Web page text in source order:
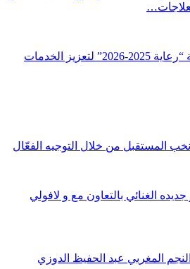
أزيلال.. انطلاق عملية “رعاية 2025-2026” لتعزيز الخدمات
المستقبل من خلال التوجيه الفعّال
الغنائي بالتعاون مع و لافولي
المغربي عبد الحفيظ الدوزي